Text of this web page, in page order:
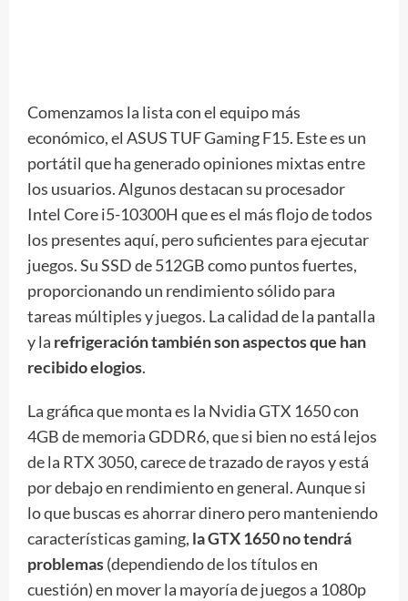
Comenzamos la lista con el equipo más
económico, el ASUS TUF Gaming F15. Este es un
portátil que ha generado opiniones mixtas entre
los usuarios. Algunos destacan su procesador
Intel Core i5-10300H que es el más flojo de todos
los presentes aquí, pero suficientes para ejecutar
juegos. Su SSD de 512GB como puntos fuertes,
proporcionando un rendimiento sólido para
tareas múltiples y juegos. La calidad de la pantalla
y la refrigeración también son aspectos que han
recibido elogios.
La gráfica que monta es la Nvidia GTX 1650 con
4GB de memoria GDDR6, que si bien no está lejos
de la RTX 3050, carece de trazado de rayos y está
por debajo en rendimiento en general. Aunque si
lo que buscas es ahorrar dinero pero manteniendo
características gaming, la GTX 1650 no tendrá
problemas(dependiendo de los títulos en
cuestión) en mover la mayoría de juegos a 1080p